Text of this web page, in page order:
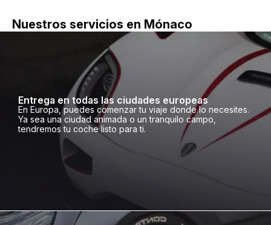
Nuestros servicios en Mónaco
Entrega en todas las ciudades europeas
En Europa, puedes comenzar tu viaje donde lo necesites.
Ya sea una ciudad animada o un tranquilo campo,
tendremos tu coche listo para ti.